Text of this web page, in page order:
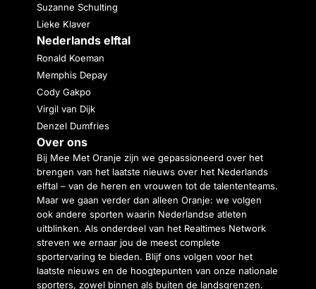
Suzanne Schulting
Lieke Klaver
Nederlands elftal
Ronald Koeman
Memphis Depay
Cody Gakpo
Virgil van Dijk
Denzel Dumfries
Over ons
Bij Mee Met Oranje zijn we gepassioneerd over het
brengen van het laatste nieuws over het Nederlands
elftal – van de heren en vrouwen tot de talententeams.
Maar we gaan verder dan alleen Oranje: we volgen
ook andere sporten waarin Nederlandse atleten
uitblinken. Als onderdeel van het Realtimes Network
streven we ernaar jou de meest complete
sportervaring te bieden. Blijf ons volgen voor het
laatste nieuws en de hoogtepunten van onze nationale
sporters, zowel binnen als buiten de landsgrenzen.